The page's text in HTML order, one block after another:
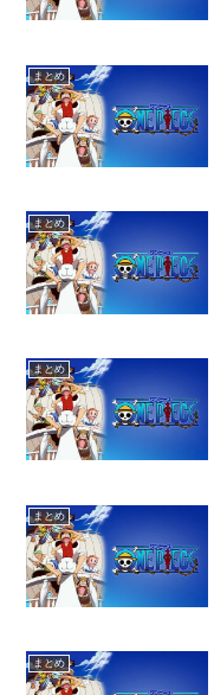
まとめ
まとめ
まとめ
まとめ
まとめ